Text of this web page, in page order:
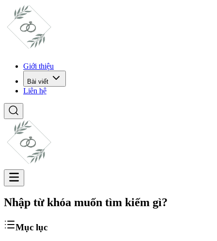
Giới thiệu
Bài viết
Liên hệ
Nhập từ khóa muốn tìm kiếm gì?
Mục lục